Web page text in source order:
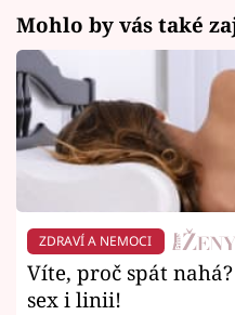
Mohlo by vás také
ZDRAVÍ A NEMOCI
Víte, proč spát
sex i linii!